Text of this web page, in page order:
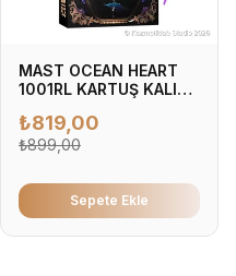
MAST OCEAN HEART
1001RL KARTUŞ KALICI
₺819,00
₺899,00
Sepete Ekle